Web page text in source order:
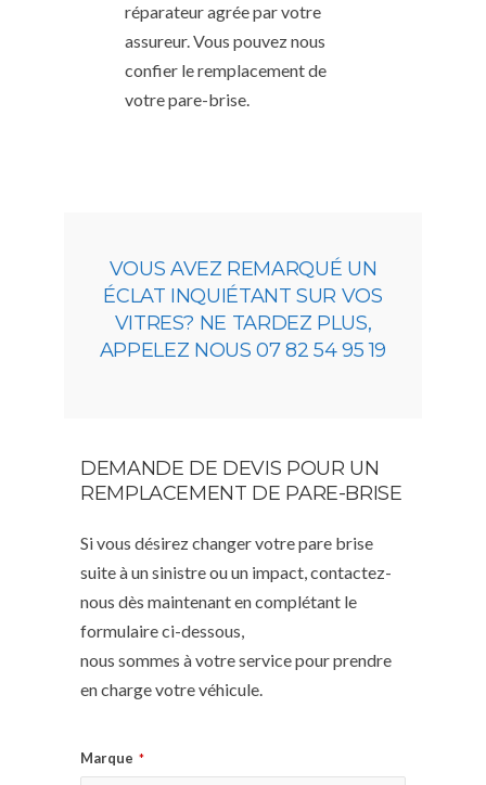
réparateur agrée par votre
assureur. Vous pouvez nous
confier le remplacement de
votre pare-brise.
VOUS AVEZ REMARQUÉ UN
ÉCLAT INQUIÉTANT SUR VOS
VITRES? NE TARDEZ PLUS,
APPELEZ NOUS 07 82 54 95 19
DEMANDE DE DEVIS POUR UN
REMPLACEMENT DE PARE-BRISE
Si vous désirez changer votre pare brise
suite à un sinistre ou un impact, contactez-
nous dès maintenant en complétant le
formulaire ci-dessous,
nous sommes à votre service pour prendre
en charge votre véhicule.
Marque *